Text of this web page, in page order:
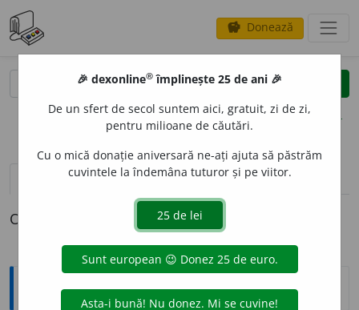
savings Donează
clear
opțiuni
definiții (1) declinări
O definiție pentru arhaicitate
Ortografice DOOM
🎉 dexonline® împlinește 25 de ani 🎉
De un sfert de secol suntem aici, gratuit, zi de zi,
pentru milioane de căutări.
Cu o mică donație aniversară ne-ați ajuta să păstrăm
cuvintele la îndemâna tuturor și pe viitor.